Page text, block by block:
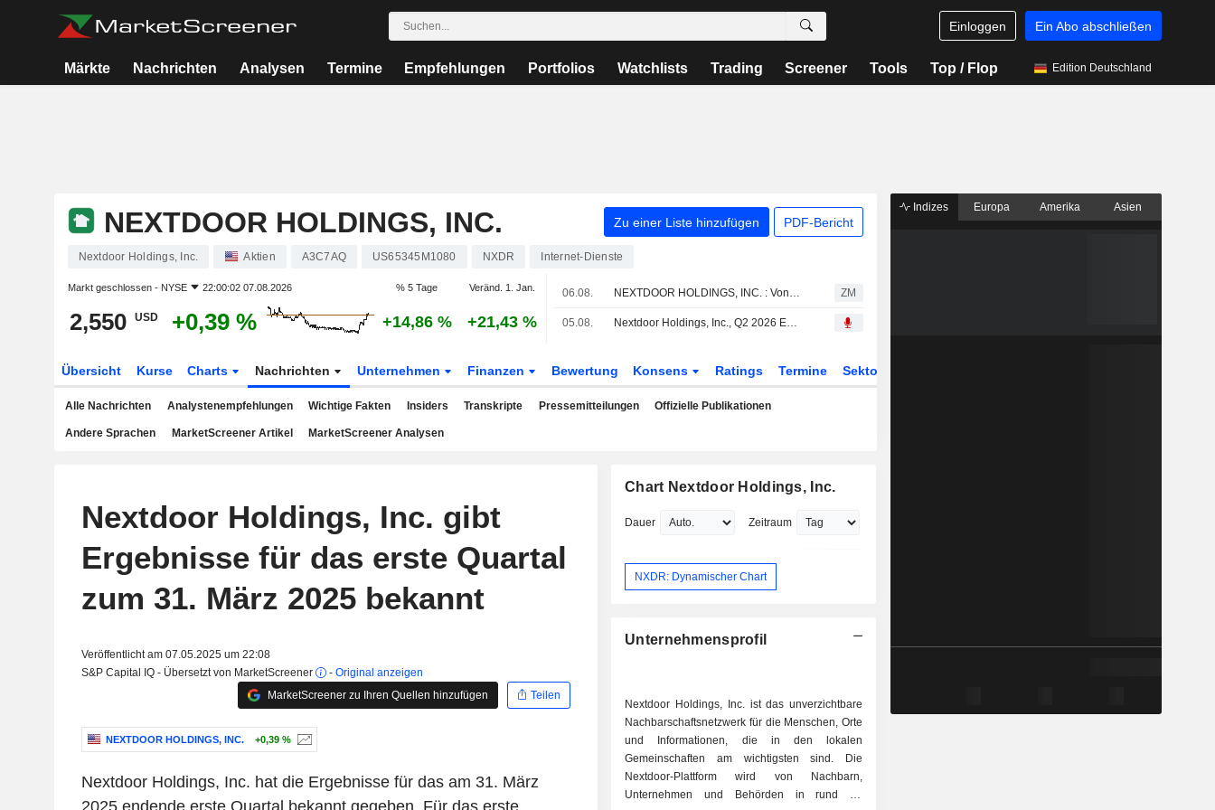
Einloggen Ein Abo abschließen
Märkte Nachrichten Analysen Termine Empfehlungen Portfolios Watchlists Trading Screener Tools Top / Flop Edition Deutschland
NEXTDOOR HOLDINGS, INC. Zu einer Liste hinzufügen PDF-Bericht
Nextdoor Holdings, Inc. Aktien A3C7AQ US65345M1080 NXDR Internet-Dienste
Markt geschlossen - NYSE 22:00:02 07.08.2026 % 5 Tage Veränd. 1. Jan.
2,550 USD +0,39 % +14,86 % +21,43 %
06.08. NEXTDOOR HOLDINGS, INC. : Von B. Riley zum Kaufen aufgerüstet ZM
05.08. Nextdoor Holdings, Inc., Q2 2026 Earnings Call, Aug 05, 2026
Übersicht Kurse Charts Nachrichten Unternehmen Finanzen Bewertung Konsens Ratings Termine Sektor
Alle Nachrichten Analystenempfehlungen Wichtige Fakten Insiders Transkripte Pressemitteilungen Offizielle Publikationen
Andere Sprachen MarketScreener Artikel MarketScreener Analysen
Nextdoor Holdings, Inc. gibt
Ergebnisse für das erste Quartal
zum 31. März 2025 bekannt
Veröffentlicht am 07.05.2025 um 22:08
S&P Capital IQ - Übersetzt von MarketScreener
- Original anzeigen
MarketScreener zu Ihren Quellen hinzufügen
Teilen
NEXTDOOR HOLDINGS, INC. +0,39 %
Nextdoor Holdings, Inc. hat die Ergebnisse für das am 31. März
Chart Nextdoor Holdings, Inc.
Dauer Zeitraum
NXDR: Dynamischer Chart
Unternehmensprofil
Nextdoor Holdings, Inc. ist das unverzichtbare
Nachbarschaftsnetzwerk für die Menschen, Orte
und Informationen, die in den lokalen
Gemeinschaften am wichtigsten sind. Die
Nextdoor-Plattform wird von Nachbarn,
Unternehmen und Behörden in rund 11
Indizes Europa Amerika Asien